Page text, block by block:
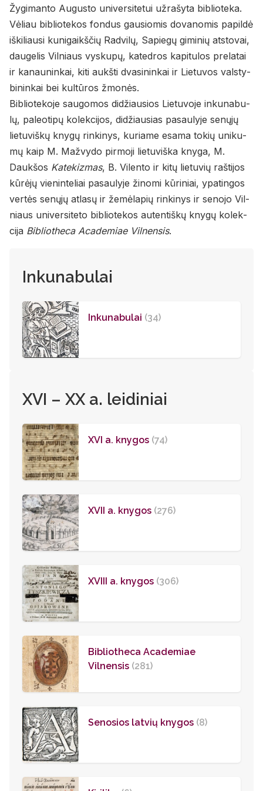
Žygi­man­to Au­gus­to uni­ver­si­te­tui už­ra­šy­ta bi­b­lio­te­ka.
Vė­liau bi­b­lio­te­kos fon­dus gau­sio­mis do­va­no­mis pa­pil­dė
iš­ki­liau­si ku­ni­gaikš­čių Rad­vi­lų, Sa­pie­gų gi­mi­nių at­sto­vai,
dau­ge­lis Vil­niaus vys­ku­pų, ka­ted­ros ka­pi­tu­los pre­la­tai
ir ka­nau­nin­kai, kiti aukš­ti dva­si­nin­kai ir Lie­tu­vos vals­ty­
bi­nin­kai bei kul­tū­ros žmo­nės.
Bi­b­lio­te­ko­je sau­go­mos di­džiau­sios Lie­tu­vo­je in­ku­na­bu­
lų, pa­leo­ti­pų ko­lek­ci­jos, di­džiau­sias pa­sau­ly­je se­nų­jų
lie­tu­viš­kų kny­gų rin­ki­nys, ku­ria­me esa­ma to­kių uni­ku­
mų kaip M. Ma­žvy­do pir­mo­ji lie­tu­viš­ka kny­ga, M.
Dauk­šos Katekizmas, B. Vi­len­to ir kitų lie­tu­vių raš­ti­jos
kū­rė­jų vie­nin­te­liai pa­sau­ly­je ži­no­mi kū­ri­niai, ypa­tin­gos
ver­tės se­nų­jų at­la­sų ir že­mė­la­pių rin­ki­nys ir se­no­jo Vil­
niaus uni­ver­si­te­to bi­b­lio­te­kos au­ten­tiš­kų kny­gų ko­lek­
ci­ja Bibliotheca Academiae Vilnensis.
Inkunabulai
Inkunabulai (34)
XVI – XX a. leidiniai
XVI a. knygos (74)
XVII a. knygos (276)
XVIII a. knygos (306)
Bibliotheca Academiae
Vilnensis (281)
Senosios latvių knygos (8)